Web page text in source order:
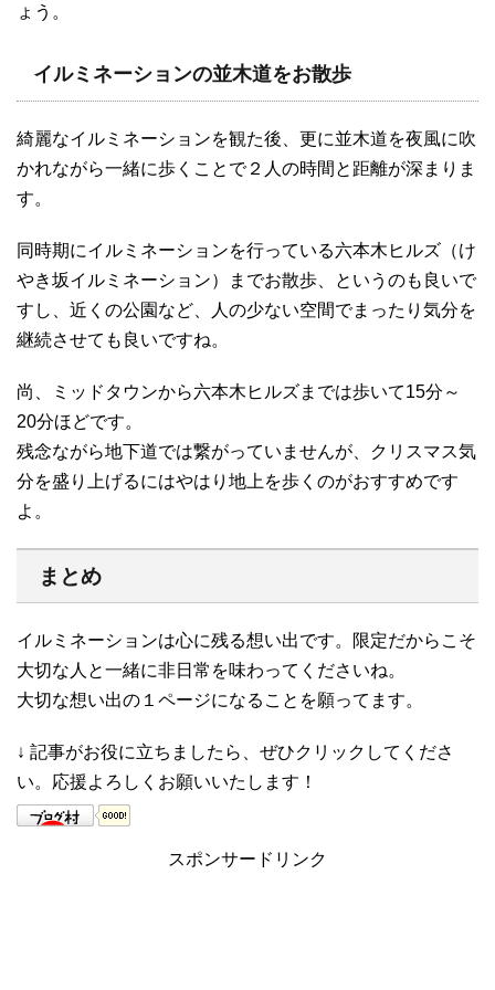
ょう。
イルミネーションの並木道をお散歩
綺麗なイルミネーションを観た後、更に並木道を夜風に吹
かれながら一緒に歩くことで２人の時間と距離が深まりま
す。
同時期にイルミネーションを行っている六本木ヒルズ（け
やき坂イルミネーション）までお散歩、というのも良いで
すし、近くの公園など、人の少ない空間でまったり気分を
継続させても良いですね。
尚、ミッドタウンから六本木ヒルズまでは歩いて15分～
20分ほどです。
残念ながら地下道では繋がっていませんが、クリスマス気
分を盛り上げるにはやはり地上を歩くのがおすすめです
よ。
まとめ
イルミネーションは心に残る想い出です。限定だからこそ
大切な人と一緒に非日常を味わってくださいね。
大切な想い出の１ページになることを願ってます。
↓ 記事がお役に立ちましたら、ぜひクリックしてくださ
い。応援よろしくお願いいたします！
スポンサードリンク